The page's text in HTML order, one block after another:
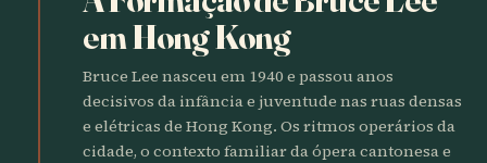
em Hong Kong
Bruce Lee nasceu em 1940 e passou anos
decisivos da infância e juventude nas ruas densas
e elétricas de Hong Kong. Os ritmos operários da
cidade, o contexto familiar da ópera cantonesa e